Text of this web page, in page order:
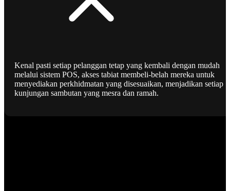
Kenal pasti setiap pelanggan tetap yang kembali dengan mudah
melalui sistem POS, akses tabiat membeli-belah mereka untuk
menyediakan perkhidmatan yang disesuaikan, menjadikan setiap
kunjungan sambutan yang mesra dan ramah.